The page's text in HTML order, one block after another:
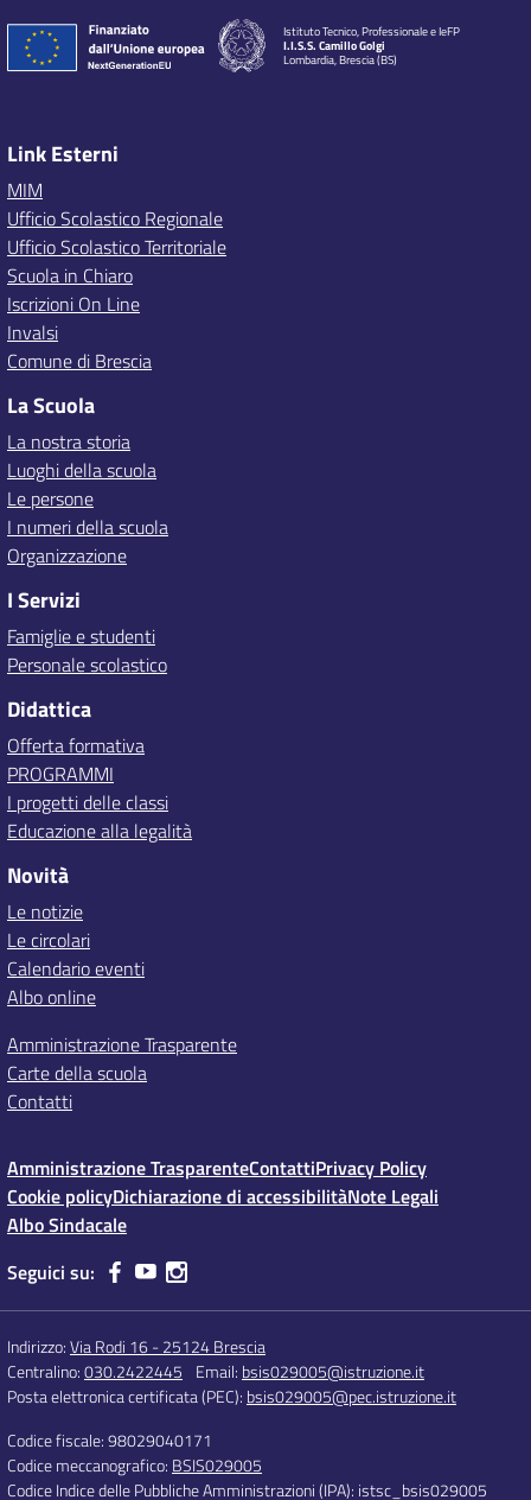
Istituto Tecnico, Professionale e IeFP
I.I.S.S. Camillo Golgi
Lombardia, Brescia (BS)
Link Esterni
MIM
Ufficio Scolastico Regionale
Ufficio Scolastico Territoriale
Scuola in Chiaro
Iscrizioni On Line
Invalsi
Comune di Brescia
La Scuola
La nostra storia
Luoghi della scuola
Le persone
I numeri della scuola
Organizzazione
I Servizi
Famiglie e studenti
Personale scolastico
Didattica
Offerta formativa
PROGRAMMI
I progetti delle classi
Educazione alla legalità
Novità
Le notizie
Le circolari
Calendario eventi
Albo online
Amministrazione Trasparente
Carte della scuola
Contatti
Amministrazione TrasparenteContattiPrivacy Policy
Cookie policyDichiarazione di accessibilitàNote Legali
Albo Sindacale
Seguici su:
Indirizzo:Via Rodi 16 - 25124 Brescia
Centralino:030.2422445 Email: bsis029005@istruzione.it
Posta elettronica certificata (PEC): bsis029005@pec.istruzione.it
Codice fiscale: 98029040171
Codice meccanografico: BSIS029005
Codice Indice delle Pubbliche Amministrazioni (IPA): istsc_bsis029005